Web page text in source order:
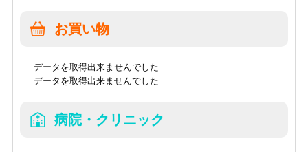
お買い物
データを取得出来ませんでした
データを取得出来ませんでした
病院・クリニック